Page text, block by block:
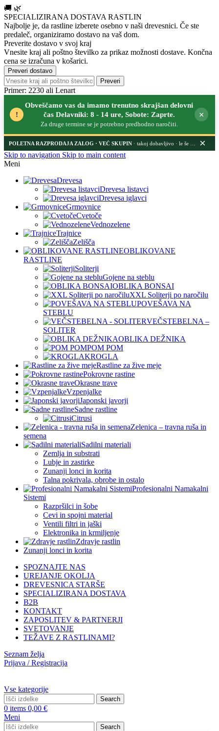
🚚 🌿
SPECIALIZIRANA DOSTAVA RASTLIN
Najbolje je, da rastline izberete osebno v naši drevesnici. Če ste
predaleč, organiziramo dostavo na vaš dom.
Preverite dostavo v svoj kraj
Vnesite kraj ali poštno številko za prikaz možnosti dostave. Končna
cena se izračuna v košarici.
Preveri dostavo
Preveri
Primer: 2230 ali Lenart
!
Obveščamo vas da imamo trenutno skrajšan delovni
čas Delavniki: 8 - 14 ure, Sobote: Zaprte.
Za druge termine se je potrebno predhodno naročiti.
×
POLETNA RAZPRODAJA ZALOG · takoj dobavljivo · le še nekaj dni ×
Skip to navigation Skip to main content
Meni
Drevesa
Drevesa listavci
Drevesa iglavci
Grmovnice
Cvetoče
Vednozelene
Trajnice
Zelišča
OBLIKOVANE
RASTLINE
Soliterji
Gojene na steblu
OBLIKA BONSAI
XXL Soliterji po naročilu
POVEŠAVA NA
STEBLU
VEČSTEBELNA –
SOLITER
OBLIKA DEŽNIKA
POM POM
KROGLA
Rastline za žive meje
Pokrovne rastine
Okrasne trave
Vzpenjalke
Japonski javorji
Sadne rastline
Citrusi
Zelenica – travna ruša in
semena
Sadilni materiali
Zemlja in substrati
Lubje in zastirke
Zunanji lonci in korita
Talna pokrivala, obrobe in ostalo
Profesionalni Namakalni
Sistemi
Razpršilci in šobe
Cevi in spojni material
Ventili filtri in jaški
Elektronika in krmiljenje
Zdravje rastlin
Zunanji lonci in korita
SPOZNAJTE NAS
UREJANJE OKOLJA
DREVESNICA STARŠE
SPECIALIZIRANA DOSTAVA
B2B
KONTAKT
ZAPOSLITEV & PARTNERJI
SVETOVANJE
TEŽAVE Z RASTLINAMI?
Seznam želja
Prijava / Registracija
Vse kategorije
Search
0 items 0,00 €
Meni
Search